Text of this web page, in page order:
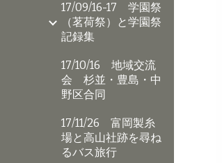
17/09/16-17 学園祭
（茗荷祭）と学園祭
記録集
17/10/16 地域交流
会 杉並・豊島・中
野区合同
17/11/26 富岡製糸
場と高山社跡を尋ね
るバス旅行